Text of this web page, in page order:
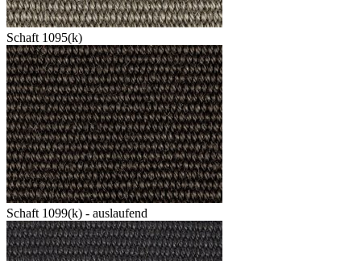
Schaft 1095(k)
Schaft 1099(k) - auslaufend